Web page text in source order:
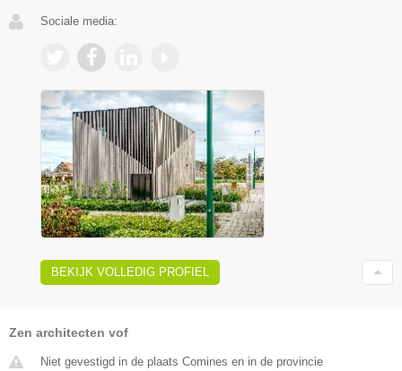
Sociale media:
BEKIJK VOLLEDIG PROFIEL
Zen architecten vof
Niet gevestigd in de plaats Comines en in de provincie